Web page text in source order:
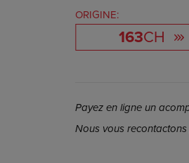
ORIGINE:
163CH
Payez en ligne un
Nous vous